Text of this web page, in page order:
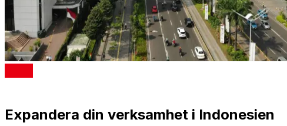
Expandera din verksamhet i Indonesien